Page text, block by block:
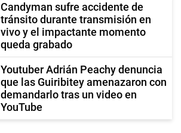
Candyman sufre accidente de
tránsito durante transmisión en
vivo y el impactante momento
queda grabado
Youtuber Adrián Peachy denuncia
que las Guiribitey amenazaron con
demandarlo tras un video en
YouTube